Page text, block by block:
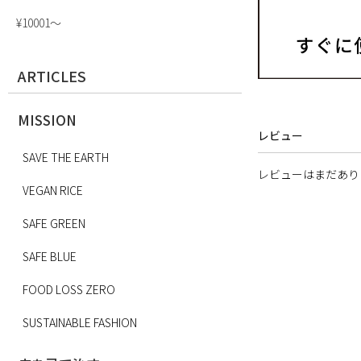
¥10001〜
ARTICLES
MISSION
SAVE THE EARTH
VEGAN RICE
SAFE GREEN
SAFE BLUE
FOOD LOSS ZERO
SUSTAINABLE FASHION
レビュー
レビューはまだあ